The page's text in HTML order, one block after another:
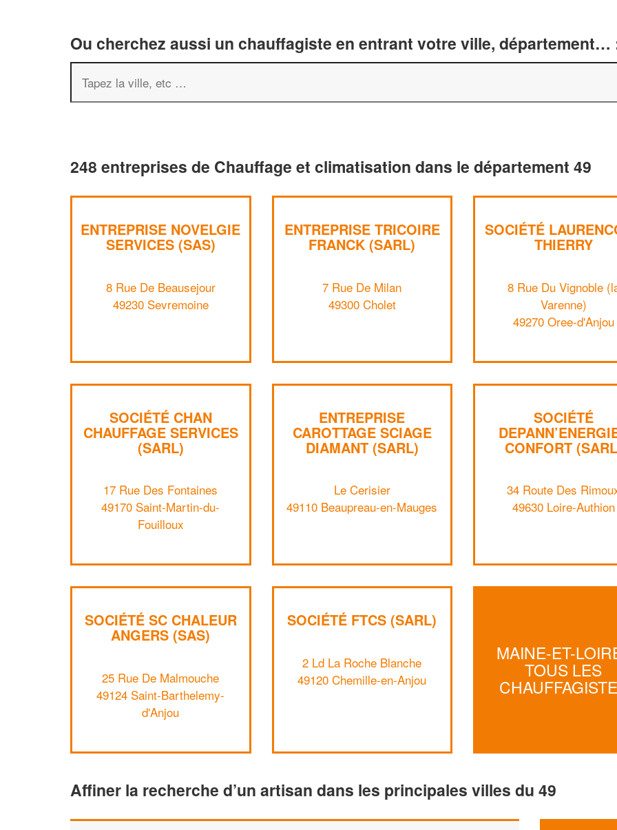
Ou cherchez aussi un chauffagiste en entrant votre ville, département…
248 entreprises de Chauffage et climatisation dans le département 49
ENTREPRISE NOVELGIE
SERVICES (SAS)
8 Rue De Beausejour
49230 Sevremoine
ENTREPRISE TRICOIRE
FRANCK (SARL)
7 Rue De Milan
49300 Cholet
SOCIÉTÉ
THIERRY
8 Rue Du Vignoble
Varenne)
49270 Oree-d'Anjou
SOCIÉTÉ CHAN
CHAUFFAGE SERVICES
(SARL)
17 Rue Des Fontaines
49170 Saint-Martin-du-
Fouilloux
ENTREPRISE
CAROTTAGE SCIAGE
DIAMANT (SARL)
Le Cerisier
49110 Beaupreau-en-Mauges
SOCIÉTÉ
CONFORT
34 Route Des
49630 Loire-Authion
SOCIÉTÉ SC CHALEUR
ANGERS (SAS)
25 Rue De Malmouche
49124 Saint-Barthelemy-
d'Anjou
SOCIÉTÉ FTCS (SARL)
2 Ld La Roche Blanche
49120 Chemille-en-Anjou
MAINE-ET-
TOUS LES
Affiner la recherche d’un artisan dans les principales villes du 49